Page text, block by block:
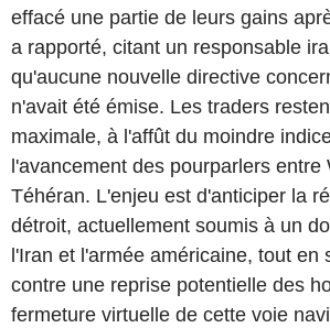
effacé une partie de leurs gains
a rapporté, citant un responsable
qu'aucune nouvelle directive
n'avait été émise. Les traders
maximale, à l'affût du moindre
l'avancement des pourparlers entre
Téhéran. L'enjeu est d'anticiper la
détroit, actuellement soumis à un
l'Iran et l'armée américaine, tout en
contre une reprise potentielle des
fermeture virtuelle de cette voie